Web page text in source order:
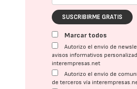
SUSCRIBIRME GRATIS
Marcar todos
Autorizo el envío de
avisos informativos
interempresas.net
Autorizo el envío de
de terceros vía